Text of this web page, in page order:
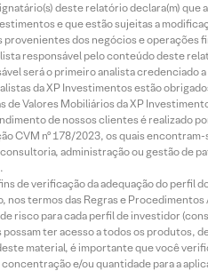
deste relatório declara(m)
e que estão sujeitas a
provenientes dos negócios e operações
responsável pelo conteúdo deste
será o primeiro analista credenciado
da XP Investimentos estão
de Valores Mobiliários da XP
de nossos clientes é realizado
CVM nº 178/2023, os quais
administração ou gestão de
de verificação da adequação do perfil
nos termos das Regras e
de risco para cada perfil de investidor
ter acesso a todos os produtos,
material, é importante que você
e/ou quantidade para a